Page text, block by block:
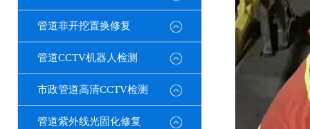
管道非开挖置换修复
管道CCTV机器人检测
市政管道高清CCTV检测
管道紫外线光固化修复